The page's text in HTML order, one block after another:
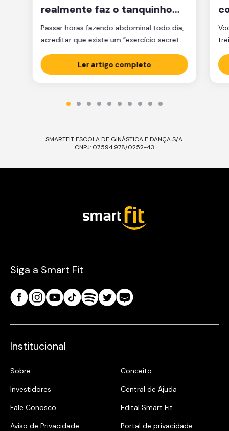
realmente faz o tanquinho
aparecer?
Passar horas fazendo abdominal todo dia,
acreditar que existe um “exercício secreto”
para secar a barriga ou ficar obcecado
com a balança são caminhos que muita
gente percorre, mas que raramente levam
falta de estratégia. A verdade é que o
Ler artigo completo
SMARTFIT ESCOLA DE GINÁSTICA E DANÇA S/A.
CNPJ: 07.594.978/0252-43
Siga a Smart Fit
Institucional
Sobre
Conceito
Investidores
Central de Ajuda
Fale Conosco
Edital Smart Fit
Aviso de Privacidade
Portal de privacidade